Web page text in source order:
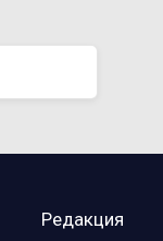
Редакция